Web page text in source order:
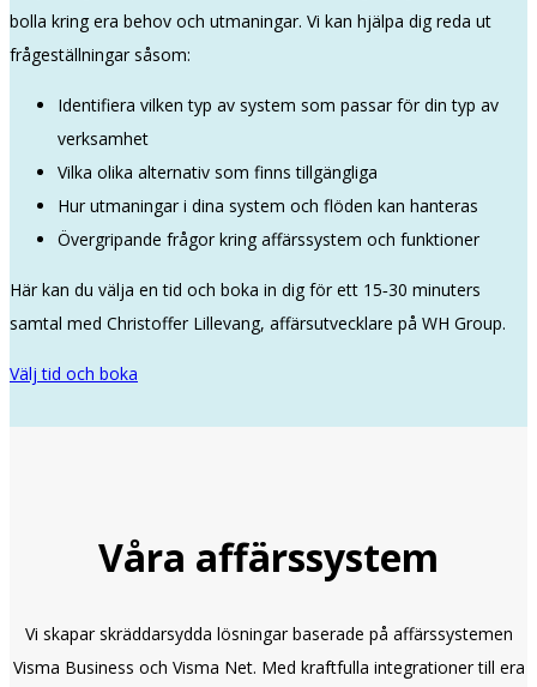
bolla kring era behov och utmaningar. Vi kan hjälpa dig reda ut
frågeställningar såsom:
Identifiera vilken typ av system som passar för din typ av
verksamhet
Vilka olika alternativ som finns tillgängliga
Hur utmaningar i dina system och flöden kan hanteras
Övergripande frågor kring affärssystem och funktioner
Här kan du välja en tid och boka in dig för ett 15‑30 minuters
samtal med Christoffer Lillevang, affärsutvecklare på WH Group.
Välj tid och boka
Våra affärssystem
Vi skapar skräddarsydda lösningar baserade på affärssystemen
Visma Business och Visma Net. Med kraftfulla integrationer till era